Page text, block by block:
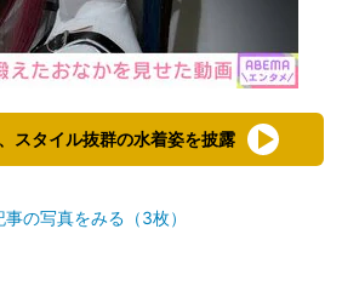
スタイル抜群の水着姿を披露
事の写真をみる（3枚）